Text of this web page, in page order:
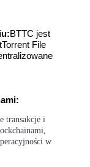
itp.
BTTC jest
File
transakcje i
w